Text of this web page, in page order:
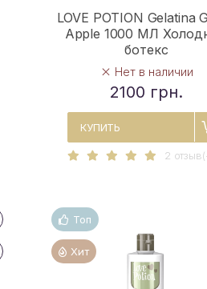
LOVE POTION Gelatina
Apple 1000 МЛ
ботекс
Нет в наличии
2100 грн.
КУПИТЬ
2
Топ
Хит